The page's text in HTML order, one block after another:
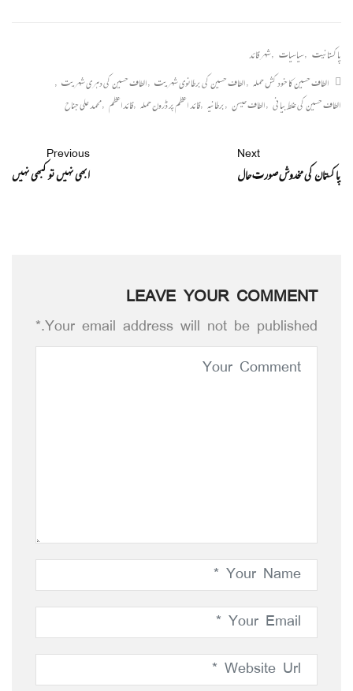
پاکستانیت ,سیاسیات ,شہر قائد
الطاف حسین کا خود کش حملہ ,الطاف حسین کی برطانوی شہریت ,الطاف حسین کی دہری شہریت ,
الطاف حسین کی غلط بیانی ,الطاف حیسن ,برطانیہ ,قائد اعظم پر ڈرون حملہ ,قائداعظم ,محمد علی جناح
Previous
ابھی نہیں تو کبھی نہیں
Next
پاکستان کی مخدوش صورت حال
LEAVE YOUR COMMENT
Your email address will not be published.*